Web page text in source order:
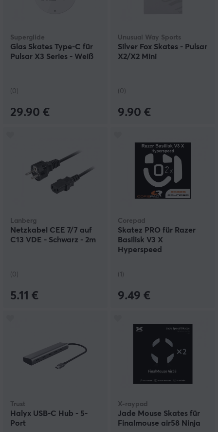
Superglide
Glas Skates Type-C für
Pulsar X3 Series - Weiß
(0)
29.90 €
Unusual Way Sports
Silver Fox Skates - Pulsar
X2/X2 Mini
(0)
9.90 €
Lanberg
Netzkabel CEE 7/7 auf
C13 VDE - Schwarz - 2m
(0)
5.11 €
Corepad
Skatez PRO für Razer
Basilisk V3 X
Hyperspeed
(1)
9.49 €
Trust
Halyx USB-C Hub - 5-
Port
X-raypad
Jade Mouse Skates für
Finalmouse air58 Ninja